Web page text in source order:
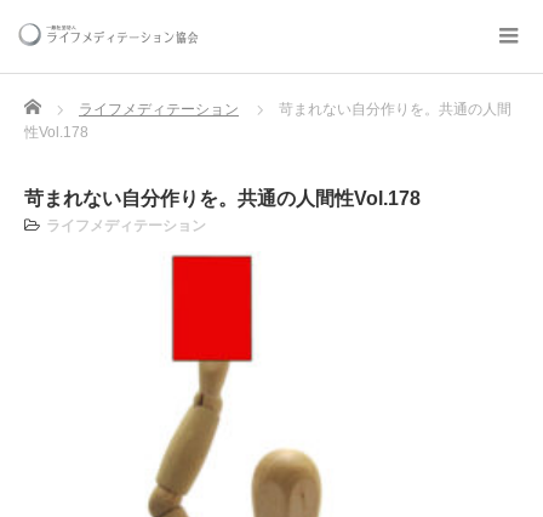
Home ライフメディテーション
苛まれない自分作りを。共通の人間
性Vol.178
苛まれない自分作りを。共通の人間性Vol.178
ライフメディテーション